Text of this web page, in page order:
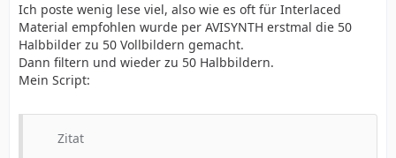
Ich poste wenig lese viel, also wie es oft für Interlaced
Material empfohlen wurde per AVISYNTH erstmal die 50
Halbbilder zu 50 Vollbildern gemacht.
Dann filtern und wieder zu 50 Halbbildern.
Mein Script:
Zitat